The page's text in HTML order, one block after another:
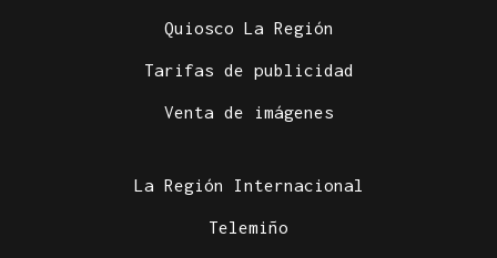
Quiosco La Región
Tarifas de publicidad
Venta de imágenes
La Región Internacional
Telemiño